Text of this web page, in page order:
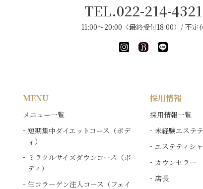
TEL.022-214-4321
11:00～20:00（最終受付18:00）/ 不定
MENU
メニュー一覧
短期集中ダイエットコース（ボデ
ィ）
ミラクルサイズダウンコース（ボ
ディ）
生コラーゲン注入コース（フェイ
採用情報
採用情報一覧
未経験エステ
エステティシ
カウンセラー
店長